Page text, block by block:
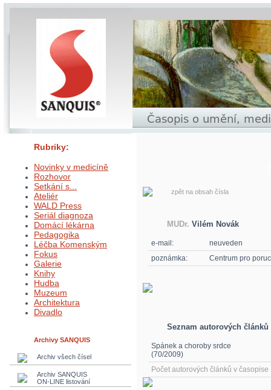
Rubriky:
Novinky v medicíně
Rozhovor
Setkání s...
Ateliér
WALD Press
Seriál diagnoza
Domácí lékárna
Pedagogika
Léčba Komenským
Fokus
Galerie
Knihy
Hudba
Muzeum
Architektura
Divadlo
Archivy SANQUIS
Archiv všech čísel
Archiv SANQUIS
ON-LINE listování
zpět na obsah čísla
MUDr. Vilém Novák
e-mail:
neuveden
poznámka:
Centrum pro
Seznam autorových článků
Spánek a choroby srdce
(70/2009)
Počet autorových článků v časopise